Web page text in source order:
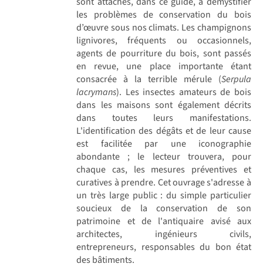
les problèmes de conservation du bois
d’œuvre sous nos climats. Les champignons
lignivores, fréquents ou occasionnels,
agents de pourriture du bois, sont passés
en revue, une place importante étant
consacrée à la terrible mérule (Serpula
lacrymans). Les insectes amateurs de bois
dans les maisons sont également décrits
dans toutes leurs manifestations.
L'identification des dégâts et de leur cause
est facilitée par une iconographie
abondante ; le lecteur trouvera, pour
chaque cas, les mesures préventives et
curatives à prendre. Cet ouvrage s'adresse à
un très large public : du simple particulier
soucieux de la conservation de son
patrimoine et de l'antiquaire avisé aux
architectes, ingénieurs civils,
entrepreneurs, responsables du bon état
des bâtiments.